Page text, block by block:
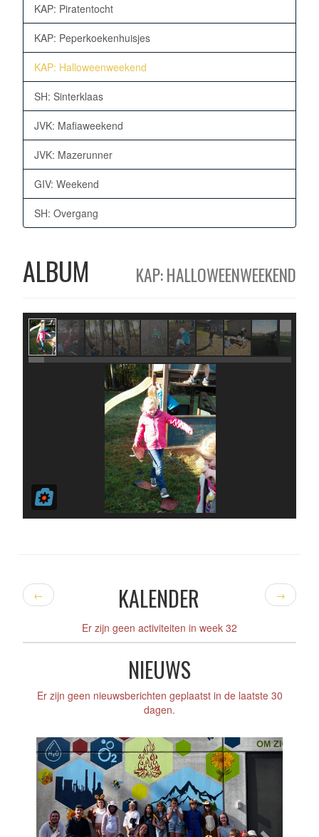
KAP: Piratentocht
KAP: Peperkoekenhuisjes
KAP: Halloweenweekend
SH: Sinterklaas
JVK: Mafiaweekend
JVK: Mazerunner
GIV: Weekend
SH: Overgang
ALBUM KAP: HALLOWEENWEEKEND
← KALENDER →
Er zijn geen activiteiten in week 32
NIEUWS
Er zijn geen nieuwsberichten geplaatst in de laatste 30
dagen.